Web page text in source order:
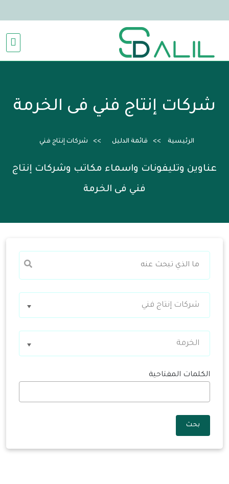
شركات إنتاج فني فى الخرمة
الرئيسية قائمة الدليل شركات إنتاج فني
عناوين وتليفونات واسماء مكاتب وشركات إنتاج
فني فى الخرمة
شركات إنتاج فني
الخرمة
الكلمات المفتاحية
بحث